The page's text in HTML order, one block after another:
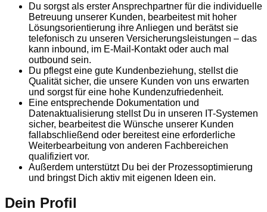
Du sorgst als erster Ansprechpartner für die individuelle
Betreuung unserer Kunden, bearbeitest mit hoher
Lösungsorientierung ihre Anliegen und berätst sie
telefonisch zu unseren Versicherungsleistungen – das
kann inbound, im E-Mail-Kontakt oder auch mal
outbound sein.
Du pflegst eine gute Kundenbeziehung, stellst die
Qualität sicher, die unsere Kunden von uns erwarten
und sorgst für eine hohe Kundenzufriedenheit.
Eine entsprechende Dokumentation und
Datenaktualisierung stellst Du in unseren IT-Systemen
sicher, bearbeitest die Wünsche unserer Kunden
fallabschließend oder bereitest eine erforderliche
Weiterbearbeitung von anderen Fachbereichen
qualifiziert vor.
Außerdem unterstützt Du bei der Prozessoptimierung
und bringst Dich aktiv mit eigenen Ideen ein.
Dein Profil